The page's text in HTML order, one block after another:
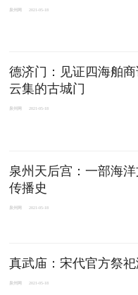
泉州网 2021-05-18
德济门：见证四海舶
云集的古城门
泉州网 2021-05-18
泉州天后宫：一部海
传播史
泉州网 2021-05-18
真武庙：宋代官方祭
泉州网 2021-05-18